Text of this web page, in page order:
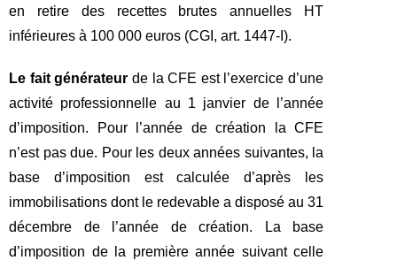
en retire des recettes brutes annuelles HT
inférieures à 100 000 euros (CGI, art. 1447-I).
Le fait générateur de la CFE est l’exercice d’une
activité professionnelle au 1 janvier de l’année
d’imposition. Pour l’année de création la CFE
n’est pas due. Pour les deux années suivantes, la
base d’imposition est calculée d’après les
immobilisations dont le redevable a disposé au 31
décembre de l’année de création. La base
d’imposition de la première année suivant celle